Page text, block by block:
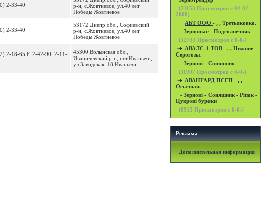
2-33-40
р-н, с.Жовтневое, ул.40 лет
Победы Жовтневое
2-33-40
53172 Днепр.обл., Софиевский
р-н, с.Жовтневое, ул.40 лет
Победы Жовтневое
2-18-65 F, 2-42-90, 2-11-
45300 Волынская обл.,
Иваничевский р-н, пгт.Иванычи,
ул.Заводская, 18 Иванычи
(21153 Просмотров с 04-02-
2008)
АБТ ООО - , , Третьяковка.
- Зерновые - Подсолнечник
(12733 Просмотров с 0-0-)
АВАЛС-1 ТОВ - , , Нижние
Серогозы.
- Зернові - Соняшник
(11907 Просмотров с 0-0-)
АВАНГАРД ПСГП - , ,
Осычная.
- Зернові - Соняшник - Ріпак -
Цукрові буряки
(8913 Просмотров с 0-0-)
Реклама
Дополнительная информация